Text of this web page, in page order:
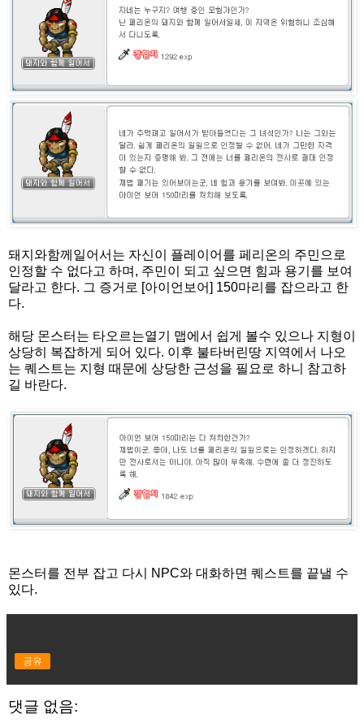
돼지와함께일어서는 자신이 플레이어를 페리온의 주민으로
인정할 수 없다고 하며, 주민이 되고 싶으면 힘과 용기를 보여
달라고 한다. 그 증거로 [아이언보어] 150마리를 잡으라고 한
다.
해당 몬스터는 타오르는열기 맵에서 쉽게 볼수 있으나 지형이
상당히 복잡하게 되어 있다. 이후 불타버린땅 지역에서 나오
는 퀘스트는 지형 때문에 상당한 근성을 필요로 하니 참고하
길 바란다.
몬스터를 전부 잡고 다시 NPC와 대화하면 퀘스트를 끝낼 수
있다.
공유
댓글 없음: